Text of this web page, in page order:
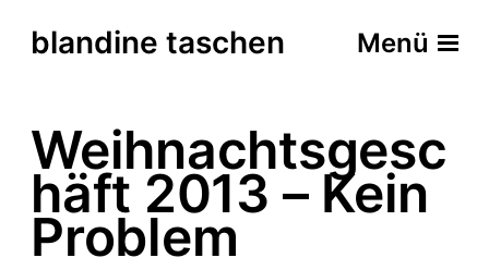
blandine taschen Menü
Weihnachtsgesc
häft 2013 – Kein
Problem